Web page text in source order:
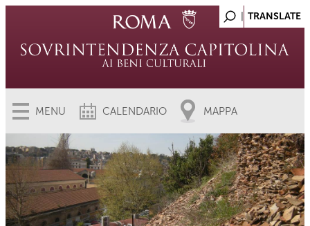
MENU CALENDARIO MAPPA